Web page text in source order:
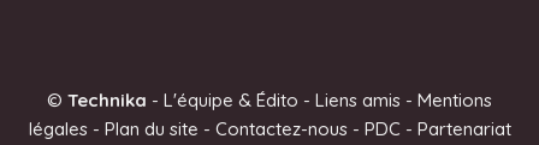
© Technika - L'équipe & Édito - Liens amis - Mentions
légales- Plan du site - Contactez-nous- PDC - Partenariat